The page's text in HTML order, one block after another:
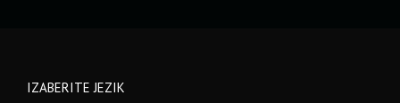
IZABERITE JEZIK